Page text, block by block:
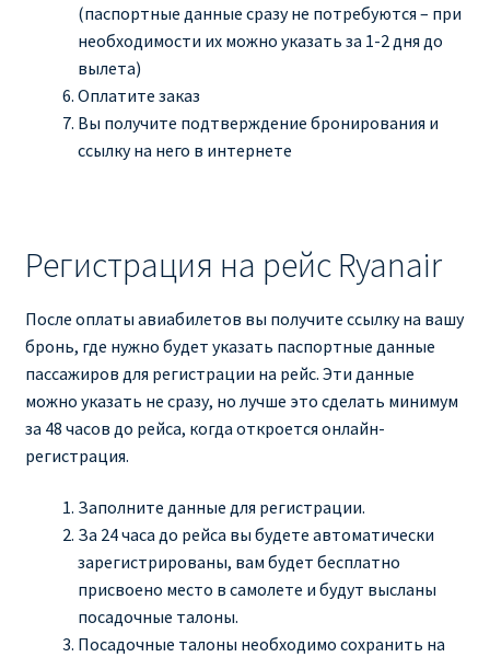
(паспортные данные сразу не потребуются – при
необходимости их можно указать за 1-2 дня до
вылета)
Оплатите заказ
Вы получите подтверждение бронирования и
ссылку на него в интернете
Регистрация на рейс Ryanair
После оплаты авиабилетов вы получите ссылку на вашу
бронь, где нужно будет указать паспортные данные
пассажиров для регистрации на рейс. Эти данные
можно указать не сразу, но лучше это сделать минимум
за 48 часов до рейса, когда откроется онлайн-
регистрация.
Заполните данные для регистрации.
За 24 часа до рейса вы будете автоматически
зарегистрированы, вам будет бесплатно
присвоено место в самолете и будут высланы
посадочные талоны.
Посадочные талоны необходимо сохранить на